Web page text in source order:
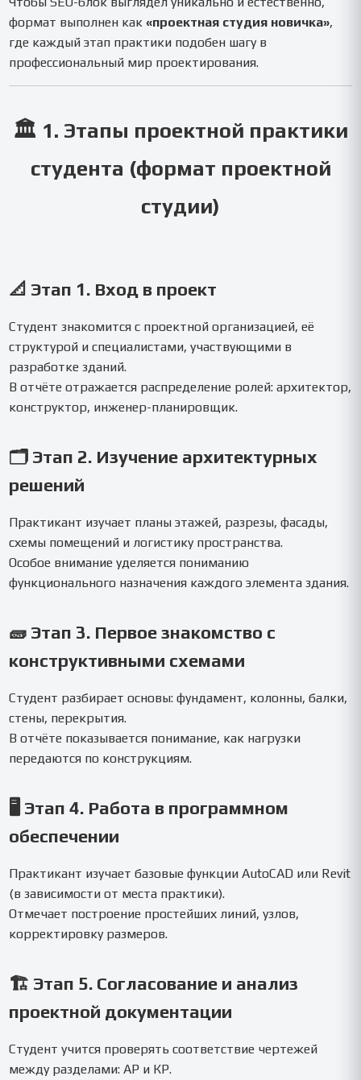
формат выполнен как«проектная студия новичка»,
где каждый этап практики подобен шагу в
профессиональный мир проектирования.
🏛️ 1. Этапы проектной практики
студента (формат проектной
студии)
📐 Этап 1. Вход в проект
Студент знакомится с проектной организацией, её
структурой и специалистами, участвующими в
разработке зданий.
В отчёте отражается распределение ролей: архитектор,
конструктор, инженер-планировщик.
🗂️ Этап 2. Изучение архитектурных
решений
Практикант изучает планы этажей, разрезы, фасады,
схемы помещений и логистику пространства.
Особое внимание уделяется пониманию
функционального назначения каждого элемента здания.
🧱 Этап 3. Первое знакомство с
конструктивными схемами
Студент разбирает основы: фундамент, колонны, балки,
стены, перекрытия.
В отчёте показывается понимание, как нагрузки
передаются по конструкциям.
🖥️ Этап 4. Работа в программном
обеспечении
Практикант изучает базовые функции AutoCAD или Revit
(в зависимости от места практики).
Отмечает построение простейших линий, узлов,
корректировку размеров.
🏗️ Этап 5. Согласование и анализ
проектной документации
Студент учится проверять соответствие чертежей
между разделами: АР и КР.